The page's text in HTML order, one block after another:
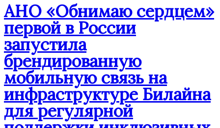
АНО «Обнимаю сердцем»
первой в России
запустила
брендированную
мобильную связь на
инфраструктуре Билайна
для регулярной